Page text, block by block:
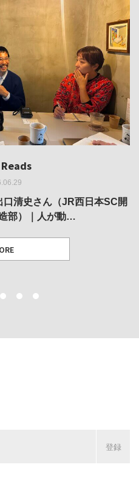
清史さん（JR西日本SC開
部）｜人が動…
津庸一は、「大阪のゆかり
ができたのか…
覧会の残像
個展「余りの風景」
ての線——「ライフライン」
3 4 5